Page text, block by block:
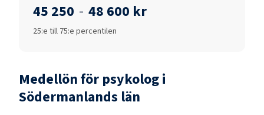
45 250 - 48 600 kr
25:e till 75:e percentilen
Medellön för psykologi
Södermanlands län